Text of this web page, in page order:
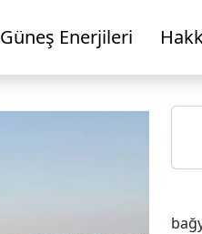
Güneş Enerjileri